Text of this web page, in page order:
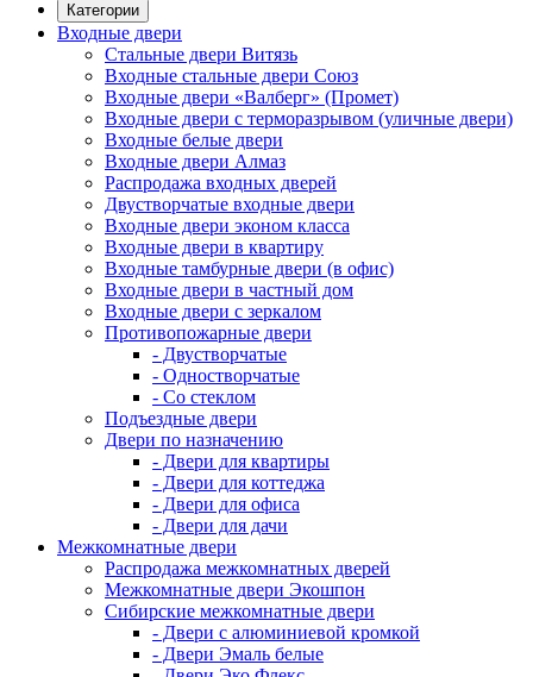
Категории
Входные двери
Стальные двери Витязь
Входные стальные двери Союз
Входные двери «Валберг» (Промет)
Входные двери с терморазрывом (уличные двери)
Входные белые двери
Входные двери Алмаз
Распродажа входных дверей
Двустворчатые входные двери
Входные двери эконом класса
Входные двери в квартиру
Входные тамбурные двери (в офис)
Входные двери в частный дом
Входные двери с зеркалом
Противопожарные двери
- Двустворчатые
- Одностворчатые
- Со стеклом
Подъездные двери
Двери по назначению
- Двери для квартиры
- Двери для коттеджа
- Двери для офиса
- Двери для дачи
Межкомнатные двери
Распродажа межкомнатных дверей
Межкомнатные двери Экошпон
Сибирские межкомнатные двери
- Двери с алюминиевой кромкой
- Двери Эмаль белые